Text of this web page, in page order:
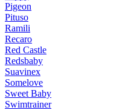
Pigeon
Pituso
Ramili
Recaro
Red Castle
Redsbaby
Suavinex
Somelove
Sweet Baby
Swimtrainer